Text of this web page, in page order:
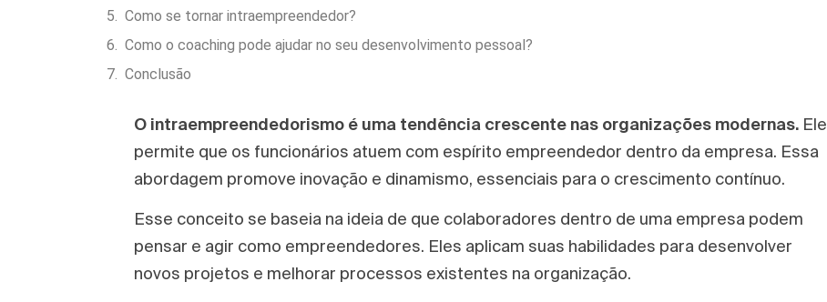
Como se tornar intraempreendedor?
Como o coaching pode ajudar no seu desenvolvimento pessoal?
Conclusão
O intraempreendedorismo é uma tendência crescente nas organizações modernas.Ele
permite que os funcionários atuem com espírito empreendedor dentro da empresa. Essa
abordagem promove inovação e dinamismo, essenciais para o crescimento contínuo.
Esse conceito se baseia na ideia de que colaboradores dentro de uma empresa podem
pensar e agir como empreendedores. Eles aplicam suas habilidades para desenvolver
novos projetos e melhorar processos existentes na organização.